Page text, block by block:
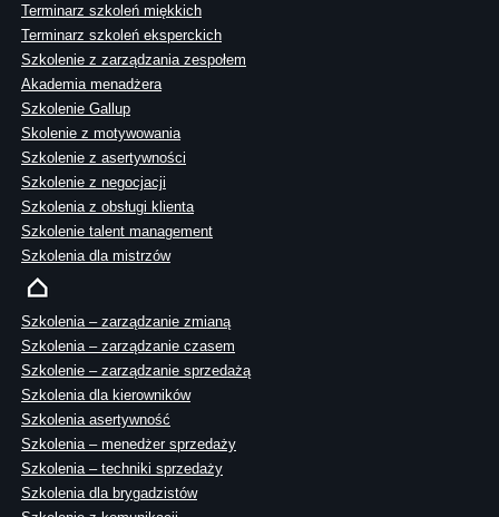
Terminarz szkoleń miękkich
Terminarz szkoleń eksperckich
Szkolenie z zarządzania zespołem
Akademia menadżera
Szkolenie Gallup
Skolenie z motywowania
Szkolenie z asertywności
Szkolenie z negocjacji
Szkolenia z obsługi klienta
Szkolenie talent management
Szkolenia dla mistrzów
Szkolenia – zarządzanie zmianą
Szkolenia – zarządzanie czasem
Szkolenie – zarządzanie sprzedażą
Szkolenia dla kierowników
Szkolenia asertywność
Szkolenia – menedżer sprzedaży
Szkolenia – techniki sprzedaży
Szkolenia dla brygadzistów